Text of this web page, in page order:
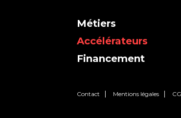
Métiers
Accélérateurs
Financement
Contact Mentions légales